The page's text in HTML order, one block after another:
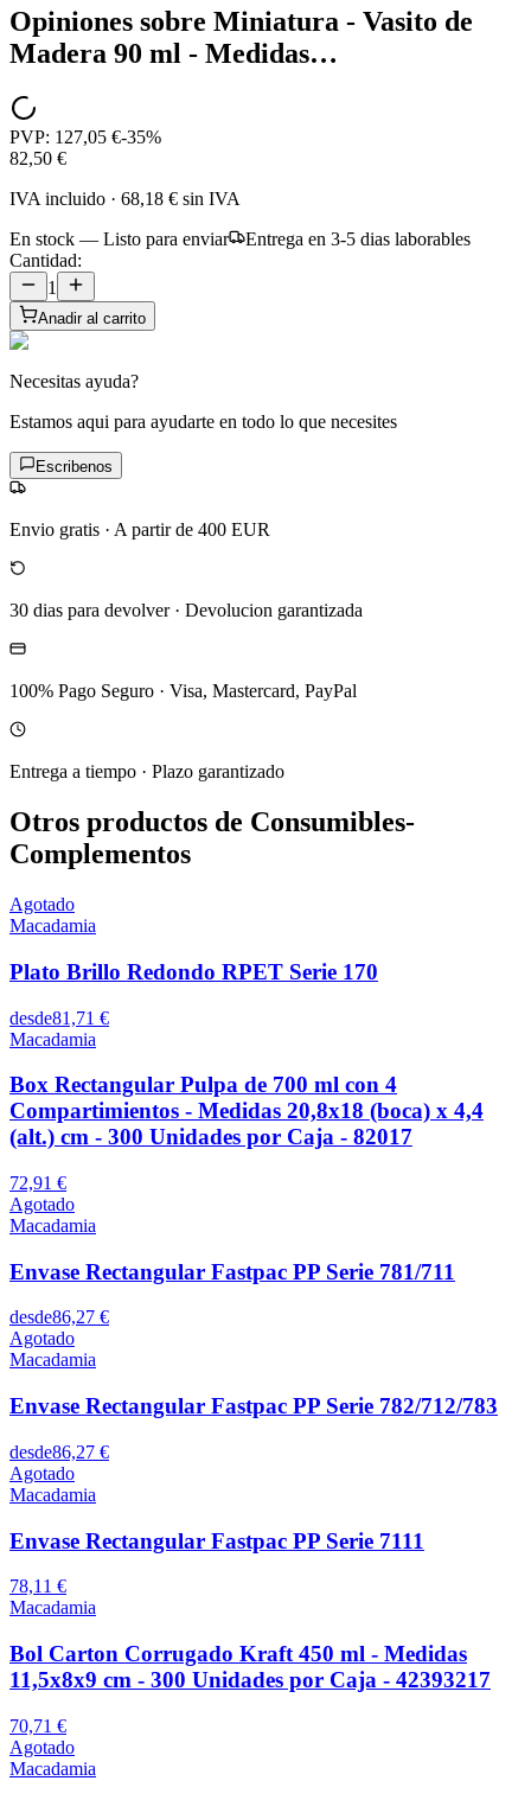
Opiniones sobre Miniatura - Vasito de
Madera 90 ml - Medidas…
PVP: 127,05 €-35%
82,50 €
IVA incluido · 68,18 € sin IVA
En stock — Listo para enviar
Entrega en 3-5 dias laborables
Cantidad:
1
Anadir al carrito
Necesitas ayuda?
Estamos aqui para ayudarte en todo lo que necesites
Escribenos
Envio gratis · A partir de 400 EUR
30 dias para devolver· Devolucion garantizada
100% Pago Seguro · Visa, Mastercard, PayPal
Entrega a tiempo · Plazo garantizado
Otros productos de Consumibles-
Complementos
Agotado
Macadamia
Plato Brillo Redondo RPET Serie 170
desde81,71 €
Macadamia
Box Rectangular Pulpa de 700 ml con 4
Compartimientos - Medidas 20,8x18 (boca) x 4,4
(alt.) cm - 300 Unidades por Caja - 82017
72,91 €
Agotado
Macadamia
Envase Rectangular Fastpac PP Serie 781/711
desde86,27 €
Agotado
Macadamia
Envase Rectangular Fastpac PP Serie 782/712/783
desde86,27 €
Agotado
Macadamia
Envase Rectangular Fastpac PP Serie 7111
78,11 €
Macadamia
Bol Carton Corrugado Kraft 450 ml - Medidas
11,5x8x9 cm - 300 Unidades por Caja - 42393217
70,71 €
Agotado
Macadamia